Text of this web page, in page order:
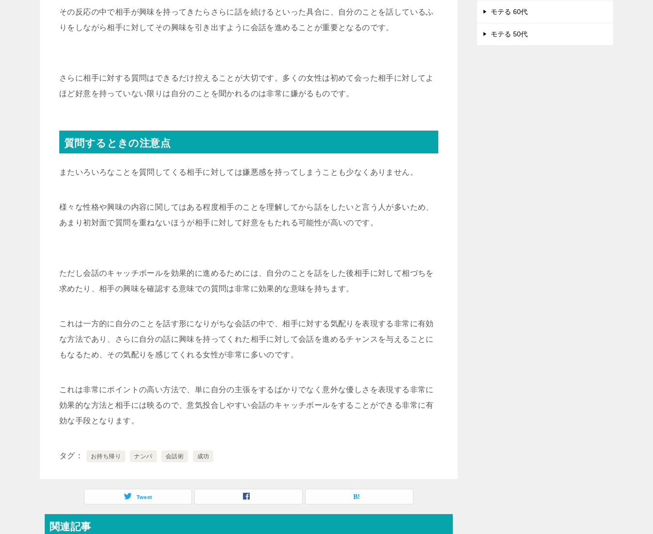
その反応の中で相手が興味を持ってきたらさらに話を続けるといった具合に、自分のことを話しているふ
りをしながら相手に対してその興味を引き出すように会話を進めることが重要となるのです。
さらに相手に対する質問はできるだけ控えることが大切です。多くの女性は初めて会った相手に対してよ
ほど好意を持っていない限りは自分のことを聞かれるのは非常に嫌がるものです。
質問するときの注意点
またいろいろなことを質問してくる相手に対しては嫌悪感を持ってしまうことも少なくありません。
様々な性格や興味の内容に関してはある程度相手のことを理解してから話をしたいと言う人が多いため、
あまり初対面で質問を重ねないほうが相手に対して好意をもたれる可能性が高いのです。
ただし会話のキャッチボールを効果的に進めるためには、自分のことを話をした後相手に対して相づちを
求めたり、相手の興味を確認する意味での質問は非常に効果的な意味を持ちます。
これは一方的に自分のことを話す形になりがちな会話の中で、相手に対する気配りを表現する非常に有効
な方法であり、さらに自分の話に興味を持ってくれた相手に対して会話を進めるチャンスを与えることに
もなるため、その気配りを感じてくれる女性が非常に多いのです。
これは非常にポイントの高い方法で、単に自分の主張をするばかりでなく意外な優しさを表現する非常に
効果的な方法と相手には映るので、意気投合しやすい会話のキャッチボールをすることができる非常に有
効な手段となります。
タグ お持ち帰り ナンパ 会話術 成功
Tweet
関連記事
モテる 60代
モテる 50代